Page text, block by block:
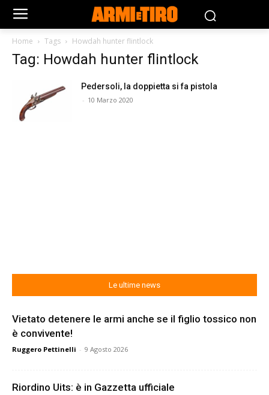
Home Tags Howdah hunter flintlock
Tag: Howdah hunter flintlock
Pedersoli, la doppietta si fa pistola
- 10 Marzo 2020
Le ultime news
Vietato detenere le armi anche se il figlio tossico non
è convivente!
Ruggero Pettinelli - 9 Agosto 2026
Riordino Uits: è in Gazzetta ufficiale